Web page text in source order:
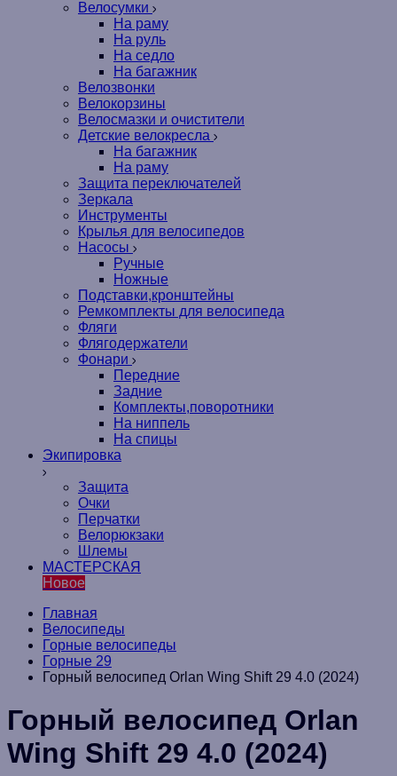
Велосумки
На раму
На руль
На седло
На багажник
Велозвонки
Велокорзины
Велосмазки и очистители
Детские велокресла
На багажник
На раму
Защита переключателей
Зеркала
Инструменты
Крылья для велосипедов
Насосы
Ручные
Ножные
Подставки,кронштейны
Ремкомплекты для велосипеда
Фляги
Флягодержатели
Фонари
Передние
Задние
Комплекты,поворотники
На ниппель
На спицы
Экипировка
Защита
Очки
Перчатки
Велорюкзаки
Шлемы
МАСТЕРСКАЯ
Новое
Главная
Велосипеды
Горные велосипеды
Горные 29
Горный велосипед Orlan Wing Shift 29 4.0 (2024)
Горный велосипед Orlan
Wing Shift 29 4.0 (2024)